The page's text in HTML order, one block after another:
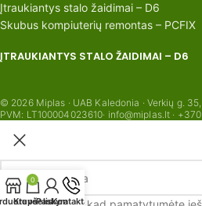
Įtraukiantys stalo žaidimai – D6
Skubus kompiuterių remontas – PCFIX
ĮTRAUKIANTYS STALO ŽAIDIMAI – D6
© 2026 Miplas · UAB Kaledonia · Verkių g.
PVM: LT100004023610· info@miplas.lt ·
0
KrepšelisPaskyraKontaktai